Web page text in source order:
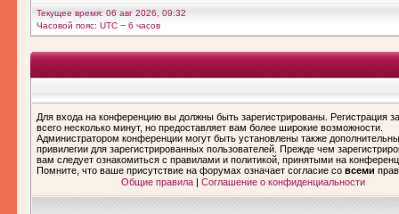
Текущее время: 06 авг 2026, 09:32
Часовой пояс: UTC − 6 часов
Для входа на конференцию вы должны быть зарегистрированы. Регистрация
всего несколько минут, но предоставляет вам более широкие возможности.
Администратором конференции могут быть установлены также
привилегии для зарегистрированных пользователей. Прежде чем
вам следует ознакомиться с правилами и политикой, принятыми на
Помните, что ваше присутствие на форумах означает согласие со всеми
Общие правила| Соглашение о конфиденциальности